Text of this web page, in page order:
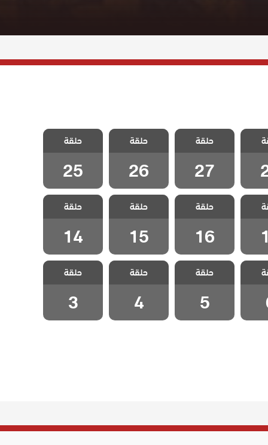
مسلسل الخليفة
الحلقة 27
حلقة
27
مسلسل الخليفة
الحلقة 26
حلقة
26
مسلسل الخليفة
الحلقة 25
حلقة
25
مسلسل الخليفة
الحلقة 16
حلقة
16
مسلسل الخليفة
الحلقة 15
حلقة
15
مسلسل الخليفة
الحلقة 14
حلقة
14
6
مسلسل الخليفة
الحلقة 5
حلقة
5
مسلسل الخليفة
الحلقة 4
حلقة
4
مسلسل الخليفة
الحلقة 3
حلقة
3